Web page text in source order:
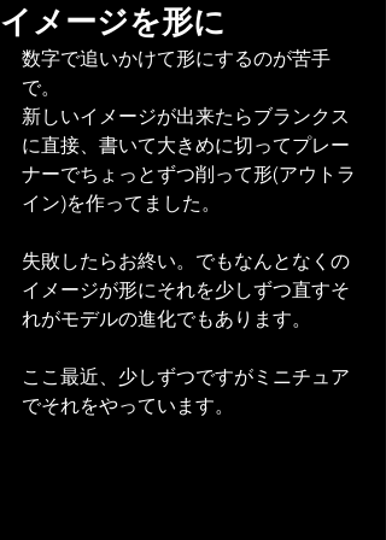
イメージを形に
数字で追いかけて形にするのが苦手
で。
新しいイメージが出来たらブランクス
に直接、書いて大きめに切ってプレー
ナーでちょっとずつ削って形(アウトラ
イン)を作ってました。
失敗したらお終い。でもなんとなくの
イメージが形にそれを少しずつ直すそ
れがモデルの進化でもあります。
ここ最近、少しずつですがミニチュア
でそれをやっています。